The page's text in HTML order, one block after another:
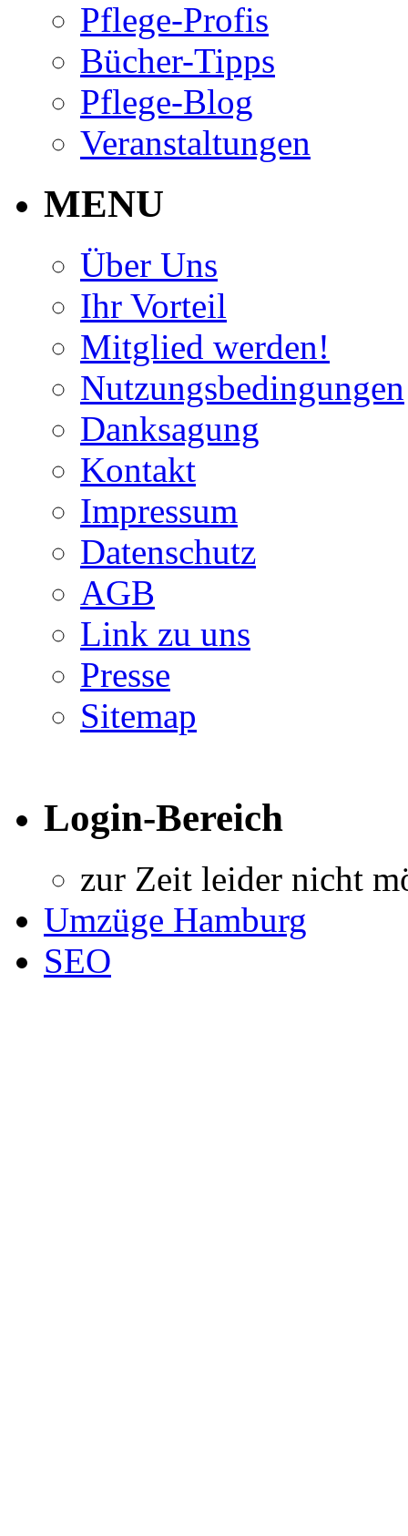
Pflege-Profis
Bücher-Tipps
Pflege-Blog
Veranstaltungen
MENU
Über Uns
Ihr Vorteil
Mitglied werden!
Nutzungsbedingungen
Danksagung
Kontakt
Impressum
Datenschutz
AGB
Link zu uns
Presse
Sitemap
Login-Bereich
zur Zeit leider nicht
Umzüge Hamburg
SEO